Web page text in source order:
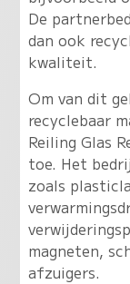
De
dan ook
kwaliteit.
Om van dit
recyclebaar
Reiling Glas
toe. Het
zoals
magneten,
afzuigers.